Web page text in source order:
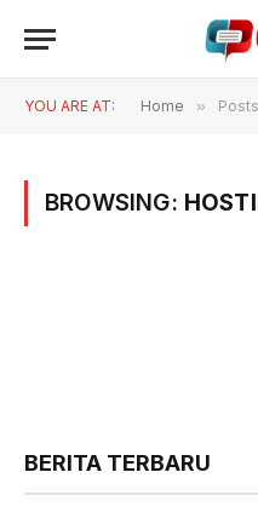
YOU ARE AT: Home »
BROWSING:
BERITA TERBARU